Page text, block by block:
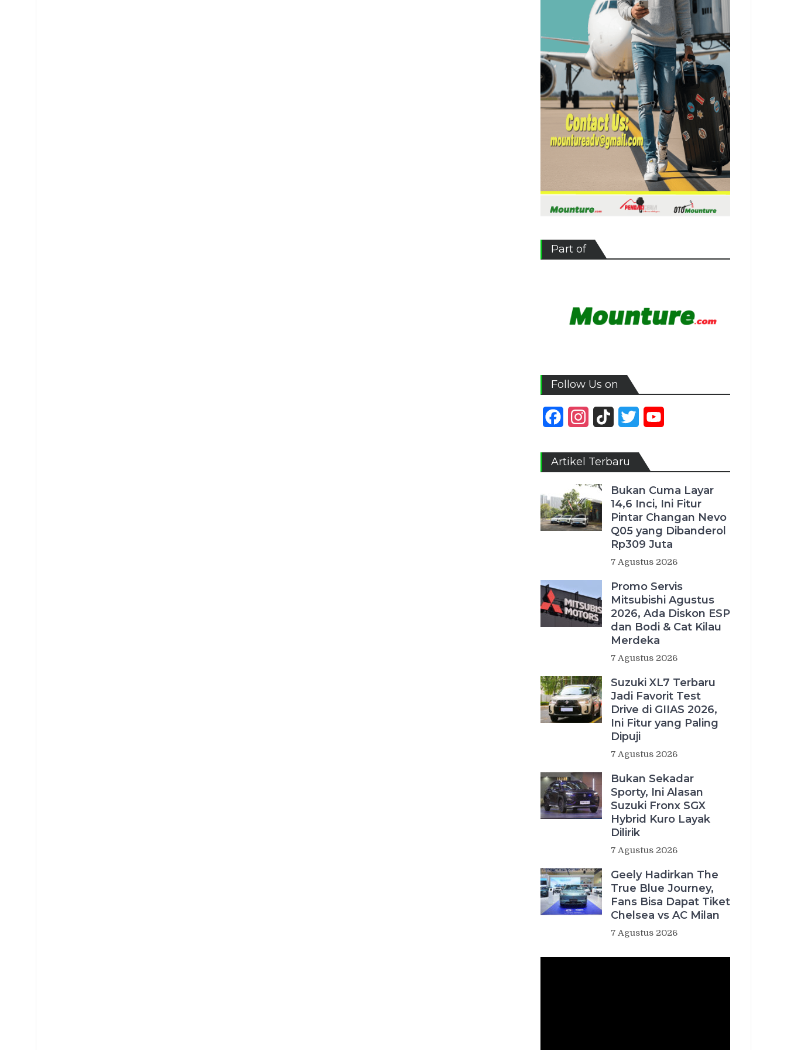
Part of
Follow Us on
FacebookInstagram
TikTok Twitter
Artikel Terbaru
Bukan Cuma Layar
14,6 Inci, Ini Fitur
Pintar Changan Nevo
Q05 yang Dibanderol
Rp309 Juta
7 Agustus 2026
Promo Servis
Mitsubishi Agustus
2026, Ada Diskon ESP
dan Bodi & Cat Kilau
Merdeka
7 Agustus 2026
Suzuki XL7 Terbaru
Jadi Favorit Test
Drive di GIIAS 2026,
Ini Fitur yang Paling
Dipuji
7 Agustus 2026
Bukan Sekadar
Sporty, Ini Alasan
Suzuki Fronx SGX
Hybrid Kuro Layak
Dilirik
7 Agustus 2026
Geely Hadirkan The
True Blue Journey,
Fans Bisa Dapat Tiket
Chelsea vs AC Milan
7 Agustus 2026